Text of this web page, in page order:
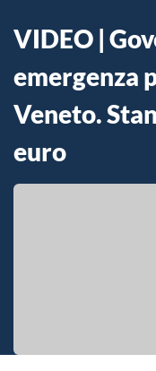
VIDEO |
emergenza
Veneto.
euro